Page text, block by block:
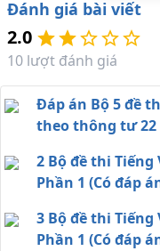
Đánh giá bài viết
2.0
10 lượt đánh giá
Đáp án Bộ 5 đề
theo thông tư 22
2 Bộ đề thi Tiếng
Phần 1 (Có đáp
3 Bộ đề thi Tiếng
Phần 1 (Có đáp